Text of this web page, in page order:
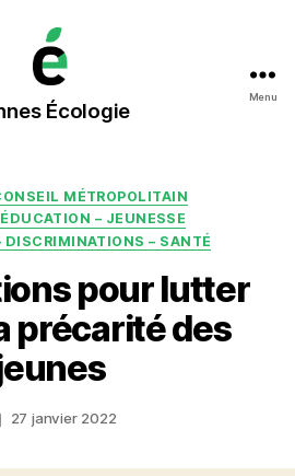
Rennes
Écologie
Écologie
Menu
Catégories
MÉTROPOLITAIN
– JEUNESSE
DISCRIMINATIONS – SANTÉ
pour lutter
précarité des
27 janvier 2022